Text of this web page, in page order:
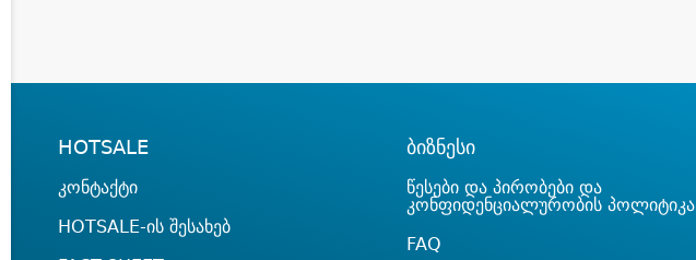
HOTSALE
კონტაქტი
HOTSALE-ის შესახებ
ბიზნესი
წესები და პირობები და
კონფიდენციალურობის პოლიტიკა
FAQ